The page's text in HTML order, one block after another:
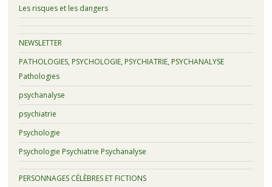
Les risques et les dangers
NEWSLETTER
PATHOLOGIES, PSYCHOLOGIE, PSYCHIATRIE, PSYCHANALYSE
Pathologies
psychanalyse
psychiatrie
Psychologie
Psychologie Psychiatrie Psychanalyse
PERSONNAGES CÉLÈBRES ET FICTIONS